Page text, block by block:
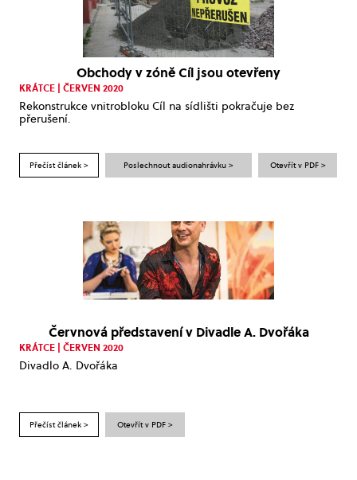
Obchody v zóně Cíl jsou otevřeny
KRÁTCE | ČERVEN 2020
Rekonstrukce vnitrobloku Cíl na sídlišti pokračuje bez
přerušení.
Přečíst článek > Poslechnout audionahrávku > Otevřít v PDF >
Červnová představení v Divadle A. Dvořáka
KRÁTCE | ČERVEN 2020
Divadlo A. Dvořáka
Přečíst článek > Otevřít v PDF >